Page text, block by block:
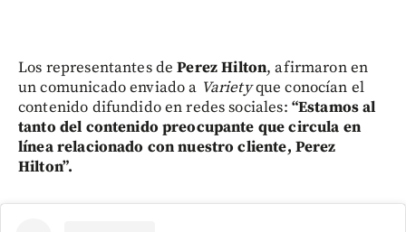
Los representantes dePerez Hilton, afirmaron en
un comunicado enviado a Varietyque conocían el
contenido difundido en redes sociales: “Estamos al
tanto del contenido preocupante que circula en
línea relacionado con nuestro cliente, Perez
Hilton”.